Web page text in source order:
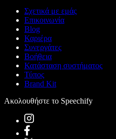
Σχετικά με εμάς
Επικοινωνία
Blog
Καριέρα
Συνεργάτες
Βοήθεια
Κατάσταση συστήματος
Τύπος
Brand Kit
Ακολουθήστε το Speechify